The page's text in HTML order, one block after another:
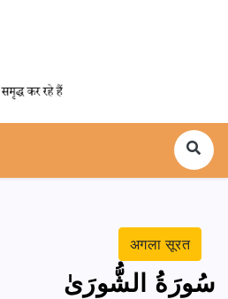
अगला सूरत
سُورَةُ الشُّورَىٰ